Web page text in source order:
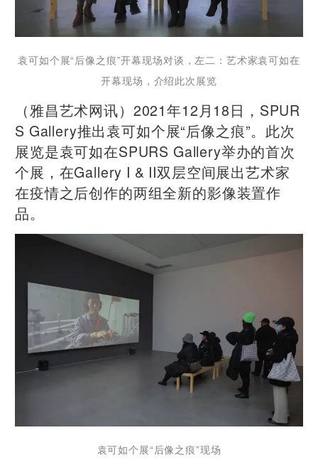
袁可如个展“后像之痕”开幕现场对谈，左二：艺术家袁可如在
开幕现场，介绍此次展览
（雅昌艺术网讯）2021年12月18日，SPUR
S Gallery推出袁可如个展“后像之痕”。此次
展览是袁可如在SPURS Gallery举办的首次
个展，在Gallery I & II双层空间展出艺术家
在疫情之后创作的两组全新的影像装置作
品。
袁可如个展“后像之痕”现场